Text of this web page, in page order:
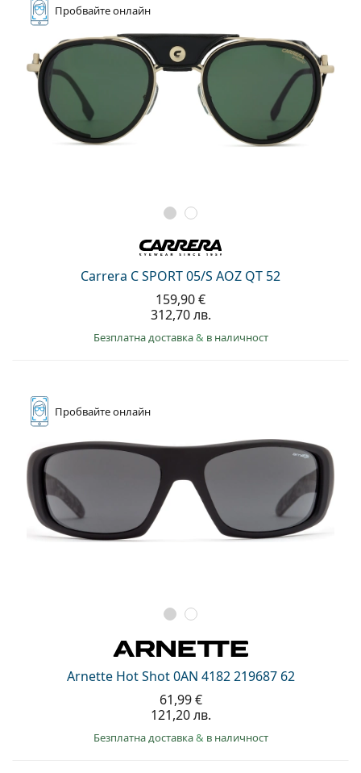
Пробвайтеонлайн
Carrera C SPORT 05/S AOZ QT 52
159,90 €
312,70 лв.
Безплатна доставка& в наличност
Пробвайтеонлайн
Arnette Hot Shot 0AN 4182 219687 62
61,99 €
121,20 лв.
Безплатна доставка& в наличност